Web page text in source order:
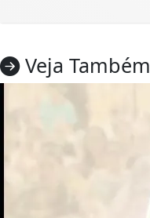
Veja Também